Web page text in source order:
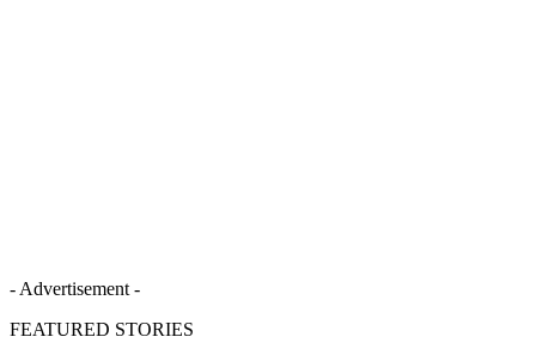
- Advertisement -
FEATURED STORIES